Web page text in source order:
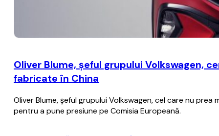
Oliver Blume, şeful grupului Volkswagen,
fabricate în China
Oliver Blume, şeful grupului Volkswagen, cel care nu
pentru a pune presiune pe Comisia Europeană.